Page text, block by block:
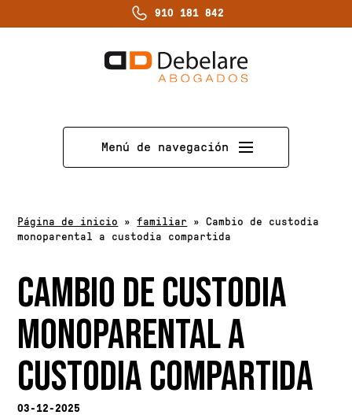
Menú de navegación
Página de inicio »familiar »Cambio de custodia
monoparental a custodia compartida
CAMBIO DE CUSTODIA
MONOPARENTAL A
CUSTODIA COMPARTIDA
03-12-2025
910 181 842